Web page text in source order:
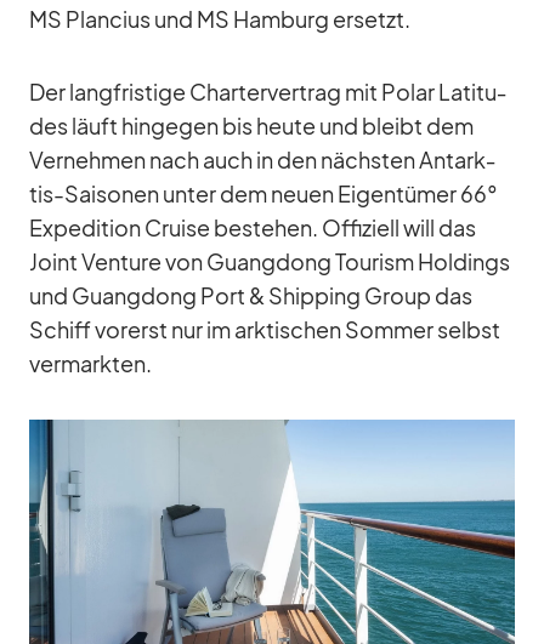
MS Plan­cius und MS Ham­burg er­setzt.
Der lang­fris­tige Char­ter­ver­trag mit Po­lar La­ti­tu­
des läuft hin­ge­gen bis heute und bleibt dem
Ver­neh­men nach auch in den nächs­ten Ant­ark­
tis-Sai­so­nen un­ter dem neuen Ei­gen­tü­mer 66°
Ex­pe­di­tion Cruise be­stehen. Of­fi­zi­ell will das
Joint Ven­ture von Guang­dong Tou­rism Hol­dings
und Guang­dong Port & Ship­ping Group das
Schiff vor­erst nur im ark­ti­schen Som­mer selbst
ver­mark­ten.